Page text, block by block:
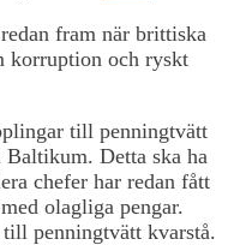
fram när brittiska
korruption och ryskt
till penningtvätt
Detta ska ha
chefer har redan fått
olagliga pengar.
penningtvätt kvarstå.